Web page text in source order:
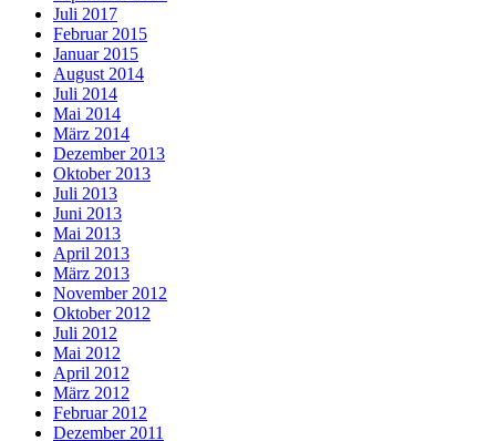
Juli 2017
Februar 2015
Januar 2015
August 2014
Juli 2014
Mai 2014
März 2014
Dezember 2013
Oktober 2013
Juli 2013
Juni 2013
Mai 2013
April 2013
März 2013
November 2012
Oktober 2012
Juli 2012
Mai 2012
April 2012
März 2012
Februar 2012
Dezember 2011